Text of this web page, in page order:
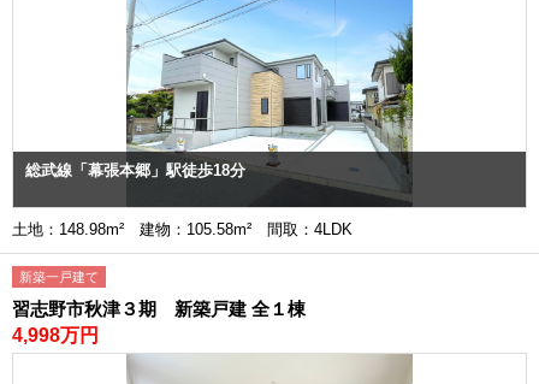
総武線「幕張本郷」駅徒歩18分
土地：148.98m² 建物：105.58m² 間取：4LDK
新築一戸建て
習志野市秋津３期 新築戸建 全１棟
4,998万円